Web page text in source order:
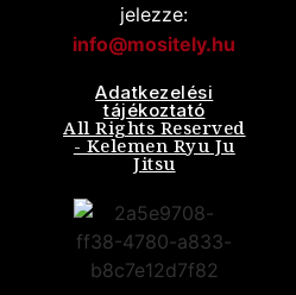
jelezze:
info@mositely.hu
Adatkezelési
tájékoztató
All Rights Reserved
- Kelemen Ryu Ju
Jitsu